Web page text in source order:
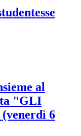
al
"GLI
6